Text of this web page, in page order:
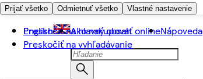
Prijať všetko Odmietnuť všetko Vlastné nastavenie
Preskočiť na hlavný obsah
Preskočiť na vyhľadávanie
English Ako nakupovať onlineNápoveda